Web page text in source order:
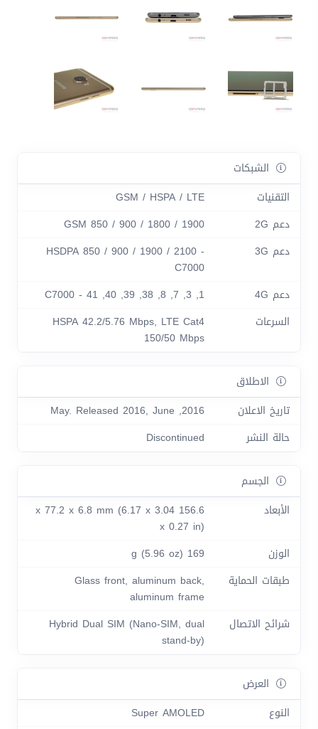
الشبكات
التقنيات
GSM / HSPA / LTE
دعم 2G
GSM 850 / 900 / 1800 / 1900
دعم 3G
HSDPA 850 / 900 / 1900 / 2100 -
C7000
دعم 4G
1, 3, 7, 8, 38, 39, 40, 41 - C7000
السرعات
HSPA 42.2/5.76 Mbps, LTE Cat4
150/50 Mbps
الاطلاق
تاريخ الاعلان
2016, May. Released 2016, June
حالة النشر
Discontinued
الجسم
الأبعاد
156.6 x 77.2 x 6.8 mm (6.17 x 3.04
x 0.27 in)
الوزن
169 g (5.96 oz)
طبقات الحماية
Glass front, aluminum back,
aluminum frame
شرائح الاتصال
Hybrid Dual SIM (Nano-SIM, dual
stand-by)
العرض
النوع
Super AMOLED